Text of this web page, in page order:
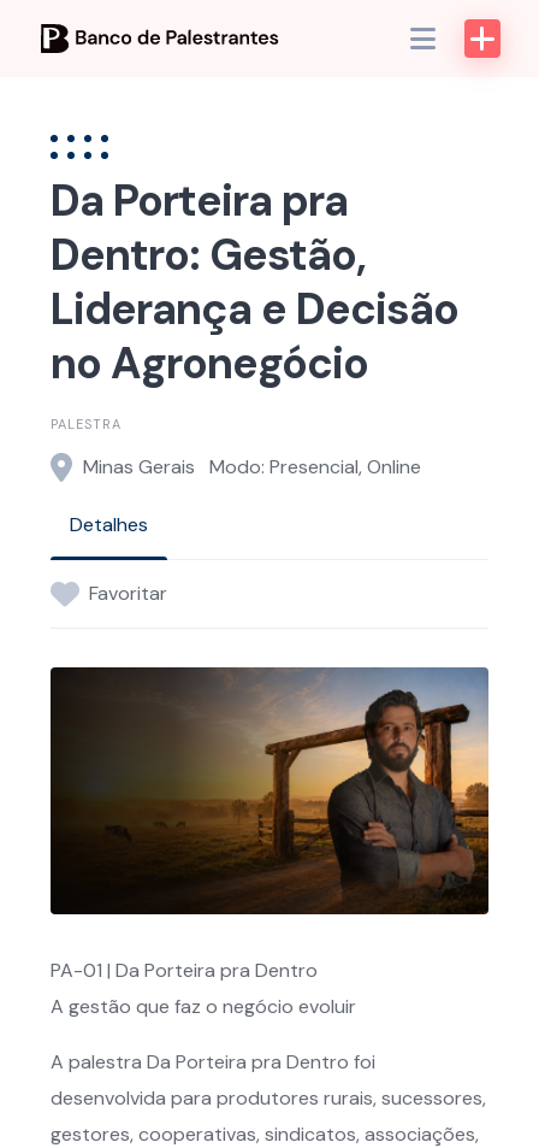
Da Porteira pra
Dentro: Gestão,
Liderança e Decisão
no Agronegócio
PALESTRA
Minas Gerais Modo: Presencial, Online
Detalhes
Favoritar
PA-01 | Da Porteira pra Dentro
A gestão que faz o negócio evoluir
A palestra Da Porteira pra Dentro foi
desenvolvida para produtores rurais, sucessores,
gestores, cooperativas, sindicatos, associações,